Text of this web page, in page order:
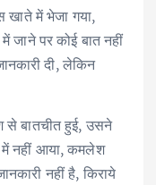
में भेजा गया,
जाने पर कोई बात नहीं
दी, लेकिन
बातचीत हुई, उसने
नहीं आया, कमलेश
नहीं है, किराये